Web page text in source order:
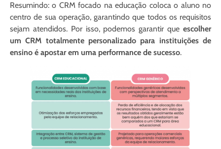
Resumindo: o CRM focado na educação coloca o aluno no
centro de sua operação, garantindo que todos os requisitos
sejam atendidos. Por isso, podemos garantir que escolher
um CRM totalmente personalizado para instituições de
ensino é apostar em uma performance de sucesso.